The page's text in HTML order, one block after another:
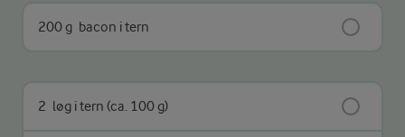
200 g bacon i tern
2 løg i tern (ca. 100 g)